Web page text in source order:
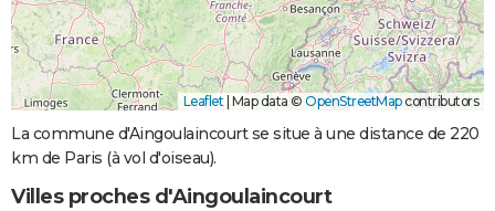
Leaflet Map data © OpenStreetMapcontributors
La commune d'Aingoulaincourt se situe à une distance de 220
km de Paris (à vol d'oiseau).
Villes proches d'Aingoulaincourt